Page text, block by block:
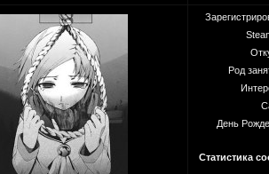
Род
День
Статистика